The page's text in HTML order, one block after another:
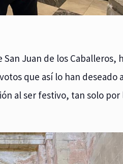
Juan de los Caballeros,
que así lo han deseado
al ser festivo, tan solo por